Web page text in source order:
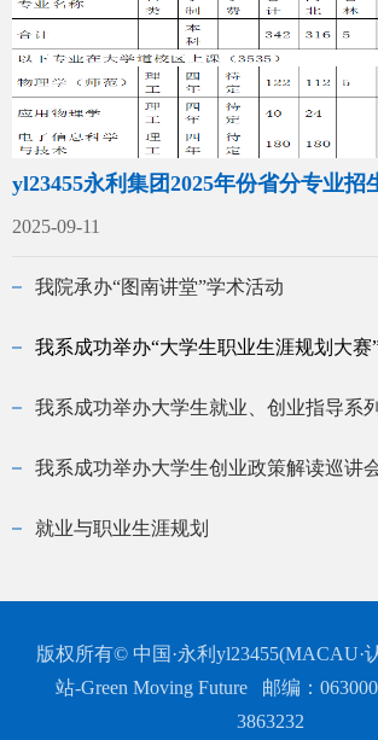
yl23455永利集团2025年份省分专业招
2025-09-11
我院承办“图南讲堂”学术活动
我系成功举办“大学生职业生涯规划大赛
我系成功举办大学生创业政策解读巡讲
就业与职业生涯规划
版权所有© 中国·永利yl23455(MACAU·
站-Green Moving Future 邮编：
3863232